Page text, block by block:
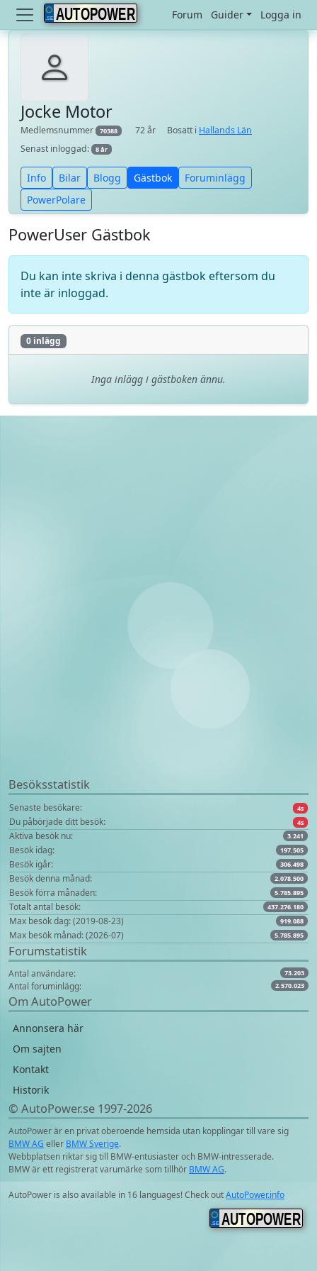
AUTOPOWER Forum Guider Logga in
Jocke Motor
Medlemsnummer 70388 72 år Bosatt i Hallands Län
Senast inloggad:
8 år
Info Bilar Blogg Gästbok
Foruminlägg
PowerPolare
PowerUser Gästbok
Du kan inte skriva i denna gästbok eftersom du
inte är inloggad.
0 inlägg
Inga inlägg i gästboken ännu.
Besöksstatistik
Senaste besökare: 4s
Du påbörjade ditt besök: 4s
Aktiva besök nu: 3.241
Besök idag: 197.505
Besök igår: 306.498
Besök denna månad: 2.078.500
Besök förra månaden: 5.785.895
Totalt antal besök: 437.276.180
Max besök dag: (2019-08-23) 919.088
Max besök månad: (2026-07) 5.785.895
Forumstatistik
Antal användare: 73.203
Antal foruminlägg: 2.570.023
Om AutoPower
Annonsera här
Om sajten
Kontakt
Historik
© AutoPower.se 1997‑2026
AutoPower är en privat oberoende hemsida utan kopplingar till vare sig
BMW AG eller BMW Sverige.
Webbplatsen riktar sig till BMW-entusiaster och BMW-intresserade.
BMW är ett registrerat varumärke som tillhör BMW AG.
AutoPower is also available in 16 languages! Check outAutoPower.info
AUTOPOWER